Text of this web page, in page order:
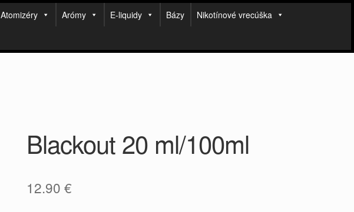
Atomizéry Arómy E-liquidy Bázy
Nikotínové vrecúška
Blackout 20 ml/100ml
12.90 €